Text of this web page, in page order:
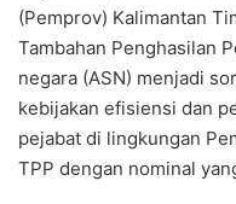
(Pemprov) Kalimantan
Tambahan Penghasilan
negara (ASN) menjadi
kebijakan efisiensi dan
pejabat di lingkungan
TPP dengan nominal